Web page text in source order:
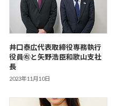
井口泰広代表取締役専務執行
役員㊨と矢野浩臣和歌山支社
長
2023年11月10日